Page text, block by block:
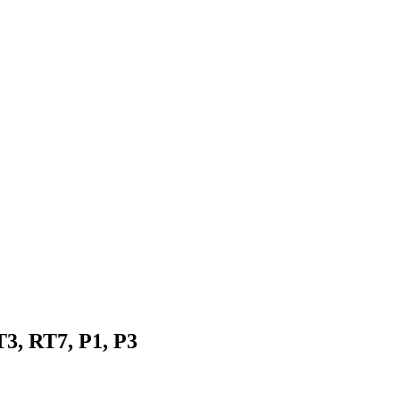
RT7, P1, P3